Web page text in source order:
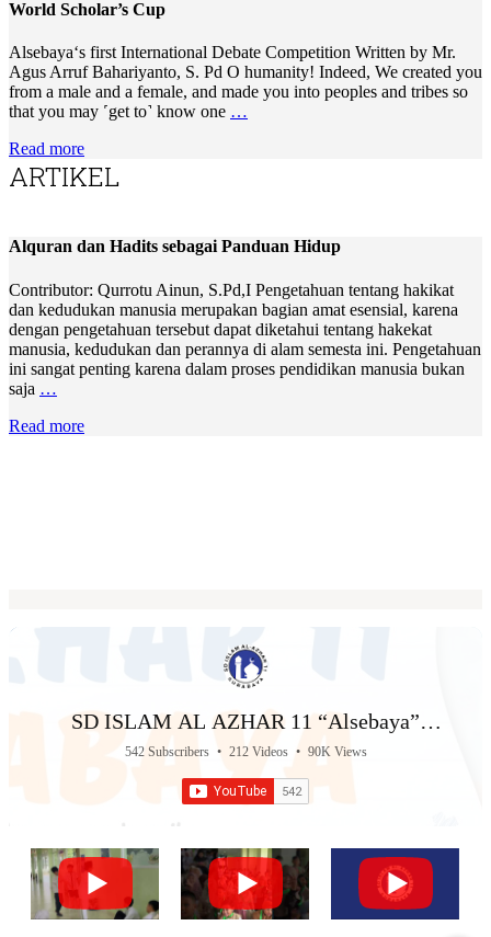
World Scholar’s Cup
Alsebaya‘s first International Debate Competition Written by Mr.
Agus Arruf Bahariyanto, S. Pd O humanity! Indeed, We created you
from a male and a female, and made you into peoples and tribes so
that you may ˹get to˺ know one …
Read more
ARTIKEL
Alquran dan Hadits sebagai Panduan Hidup
Contributor: Qurrotu Ainun, S.Pd,I Pengetahuan tentang hakikat
dan kedudukan manusia merupakan bagian amat esensial, karena
dengan pengetahuan tersebut dapat diketahui tentang hakekat
manusia, kedudukan dan perannya di alam semesta ini. Pengetahuan
ini sangat penting karena dalam proses pendidikan manusia bukan
saja …
Read more
SD ISLAM AL AZHAR 11 “Alsebaya”
Surabaya
542 Subscribers • 212 Videos • 90K Views